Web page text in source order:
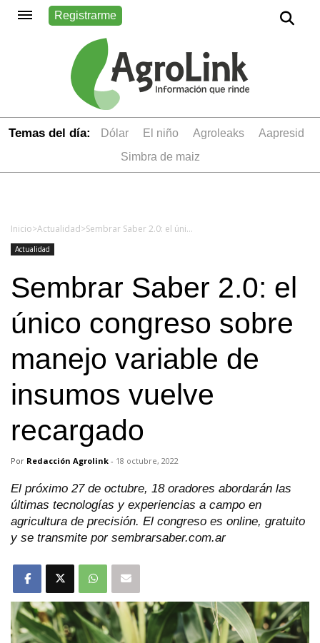
Registrarme
Temas del día: dólar el niño Agroleaks
aapresid
simbra de maiz
Inicio>Actualidad> Sembrar Saber 2.0: el único congreso sobre manejo variable de insumos vuelve recargado
Actualidad
Sembrar Saber 2.0: el
único congreso sobre
manejo variable de
insumos vuelve
recargado
Por Redacción Agrolink - 18 octubre, 2022
El próximo 27 de octubre, 18 oradores abordarán las
últimas tecnologías y experiencias a campo en
agricultura de precisión. El congreso es online, gratuito
y se transmite por sembrarsaber.com.ar